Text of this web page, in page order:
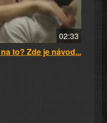
02:33
to? Zde je návod...